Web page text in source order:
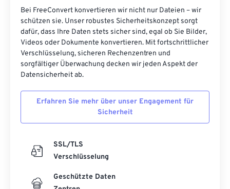
Bei FreeConvert konvertieren wir nicht nur Dateien – wir
schützen sie. Unser robustes Sicherheitskonzept sorgt
dafür, dass Ihre Daten stets sicher sind, egal ob Sie Bilder,
Videos oder Dokumente konvertieren. Mit fortschrittlicher
Verschlüsselung, sicheren Rechenzentren und
sorgfältiger Überwachung decken wir jeden Aspekt der
Datensicherheit ab.
Erfahren Sie mehr über unser Engagement für
Sicherheit
SSL/TLS
Verschlüsselung
Geschützte Daten